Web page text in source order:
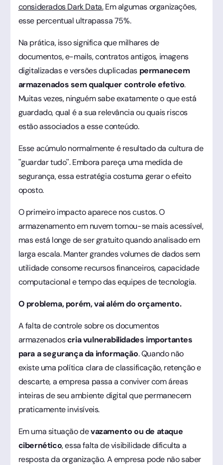
considerados Dark Data.Em algumas organizações,
esse percentual ultrapassa 75%.
Na prática, isso significa que milhares de
documentos, e-mails, contratos antigos, imagens
digitalizadas e versões duplicadas permanecem
armazenados sem qualquer controle efetivo.
Muitas vezes, ninguém sabe exatamente o que está
guardado, qual é a sua relevância ou quais riscos
estão associados a esse conteúdo.
Esse acúmulo normalmente é resultado da cultura de
"guardar tudo". Embora pareça uma medida de
segurança, essa estratégia costuma gerar o efeito
oposto.
O primeiro impacto aparece nos custos. O
armazenamento em nuvem tornou-se mais acessível,
mas está longe de ser gratuito quando analisado em
larga escala. Manter grandes volumes de dados sem
utilidade consome recursos financeiros, capacidade
computacional e tempo das equipes de tecnologia.
O problema, porém, vai além do orçamento.
A falta de controle sobre os documentos
armazenadoscria vulnerabilidades importantes
para a segurança da informação. Quando não
existe uma política clara de classificação, retenção e
descarte, a empresa passa a conviver com áreas
inteiras de seu ambiente digital que permanecem
praticamente invisíveis.
Em uma situação devazamento ou de ataque
cibernético, essa falta de visibilidade dificulta a
resposta da organização. A empresa pode não saber